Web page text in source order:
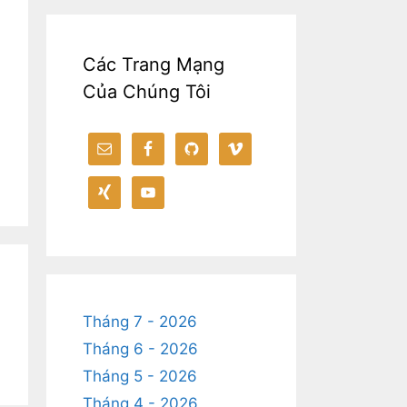
Các Trang Mạng
Của Chúng Tôi
Tháng 7 - 2026
Tháng 6 - 2026
Tháng 5 - 2026
Tháng 4 - 2026